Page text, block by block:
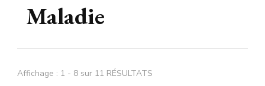
Maladie
Affichage : 1 - 8 sur 11 RÉSULTATS